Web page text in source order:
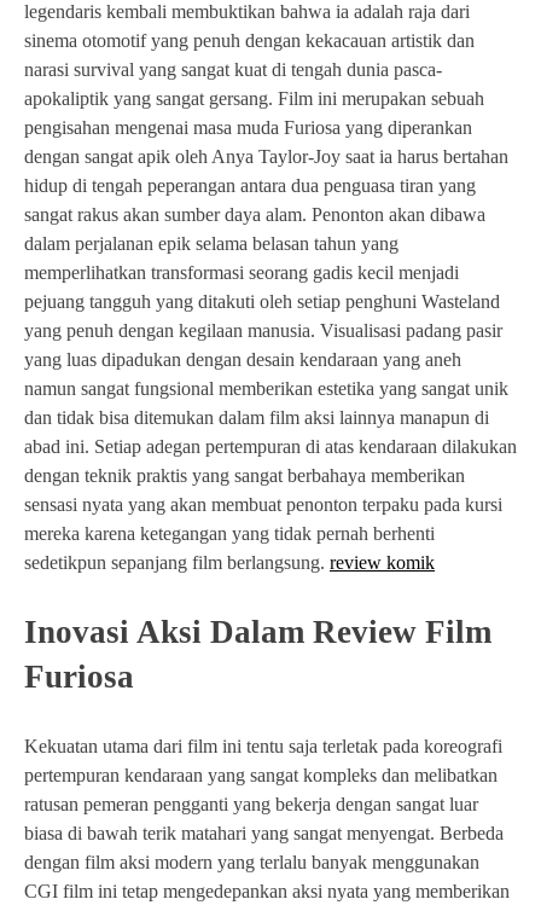
legendaris kembali membuktikan bahwa ia adalah raja dari
sinema otomotif yang penuh dengan kekacauan artistik dan
narasi survival yang sangat kuat di tengah dunia pasca-
apokaliptik yang sangat gersang. Film ini merupakan sebuah
pengisahan mengenai masa muda Furiosa yang diperankan
dengan sangat apik oleh Anya Taylor-Joy saat ia harus bertahan
hidup di tengah peperangan antara dua penguasa tiran yang
sangat rakus akan sumber daya alam. Penonton akan dibawa
dalam perjalanan epik selama belasan tahun yang
memperlihatkan transformasi seorang gadis kecil menjadi
pejuang tangguh yang ditakuti oleh setiap penghuni Wasteland
yang penuh dengan kegilaan manusia. Visualisasi padang pasir
yang luas dipadukan dengan desain kendaraan yang aneh
namun sangat fungsional memberikan estetika yang sangat unik
dan tidak bisa ditemukan dalam film aksi lainnya manapun di
abad ini. Setiap adegan pertempuran di atas kendaraan dilakukan
dengan teknik praktis yang sangat berbahaya memberikan
sensasi nyata yang akan membuat penonton terpaku pada kursi
mereka karena ketegangan yang tidak pernah berhenti
sedetikpun sepanjang film berlangsung. review komik
Inovasi Aksi Dalam Review Film
Furiosa
Kekuatan utama dari film ini tentu saja terletak pada koreografi
pertempuran kendaraan yang sangat kompleks dan melibatkan
ratusan pemeran pengganti yang bekerja dengan sangat luar
biasa di bawah terik matahari yang sangat menyengat. Berbeda
dengan film aksi modern yang terlalu banyak menggunakan
CGI film ini tetap mengedepankan aksi nyata yang memberikan